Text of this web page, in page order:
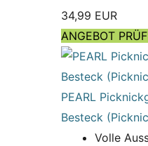
34,99 EUR
ANGEBOT
PEARL
Besteck
Volle